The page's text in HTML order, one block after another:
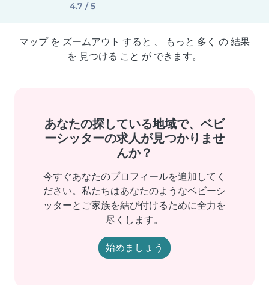
4.7 / 5
マップ を ズームアウト すると 、 もっと 多く の 結果
を 見つける こと が できます。
あなたの探している地域で、ベビ
ーシッターの求人が見つかりませ
んか？
今すぐあなたのプロフィールを追加してく
ださい。私たちはあなたのようなベビーシ
ッターとご家族を結び付けるために全力を
尽くします。
始めましょう